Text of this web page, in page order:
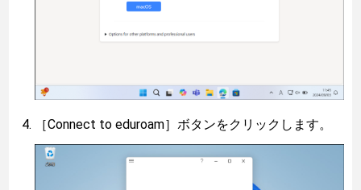
［Connect to eduroam］ボタンをクリックします。